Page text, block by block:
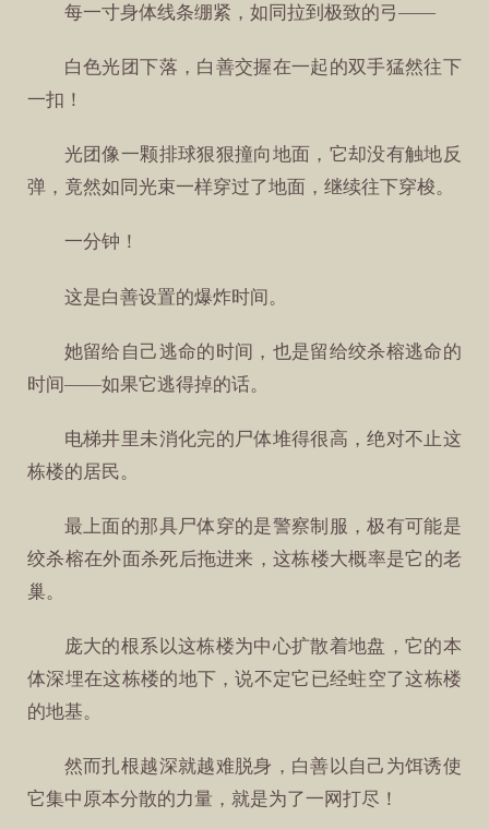
每一寸身体线条绷紧，如同拉到极致的弓——
白色光团下落，白善交握在一起的双手猛然往下
一扣！
光团像一颗排球狠狠撞向地面，它却没有触地反
弹，竟然如同光束一样穿过了地面，继续往下穿梭。
一分钟！
这是白善设置的爆炸时间。
她留给自己逃命的时间，也是留给绞杀榕逃命的
时间——如果它逃得掉的话。
电梯井里未消化完的尸体堆得很高，绝对不止这
栋楼的居民。
最上面的那具尸体穿的是警察制服，极有可能是
绞杀榕在外面杀死后拖进来，这栋楼大概率是它的老
巢。
庞大的根系以这栋楼为中心扩散着地盘，它的本
体深埋在这栋楼的地下，说不定它已经蛀空了这栋楼
的地基。
然而扎根越深就越难脱身，白善以自己为饵诱使
它集中原本分散的力量，就是为了一网打尽！